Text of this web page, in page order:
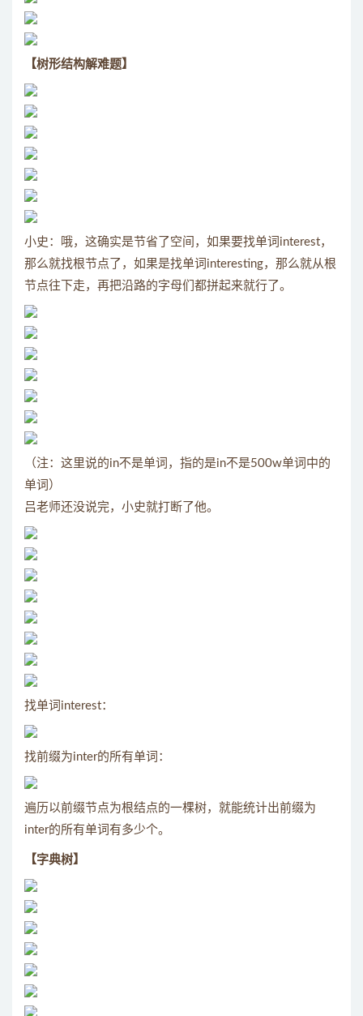
【树形结构解难题】
小史：哦，这确实是节省了空间，如果要找单词interest，
那么就找根节点了，如果是找单词interesting，那么就从根
节点往下走，再把沿路的字母们都拼起来就行了。
（注：这里说的in不是单词，指的是in不是500w单词中的
单词）
吕老师还没说完，小史就打断了他。
找单词interest：
找前缀为inter的所有单词：
遍历以前缀节点为根结点的一棵树，就能统计出前缀为
inter的所有单词有多少个。
【字典树】